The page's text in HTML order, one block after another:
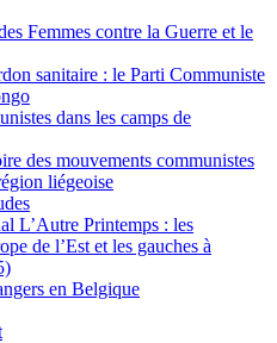
Femmes contre la Guerre et le
sanitaire : le Parti Communiste
dans les camps de
des mouvements communistes
liégeoise
L’Autre Printemps : les
de l’Est et les gauches à
en Belgique